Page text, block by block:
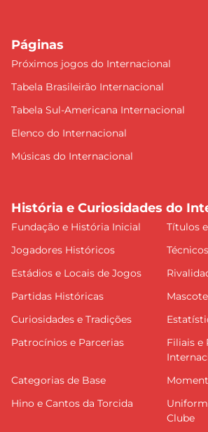
Páginas
Próximos jogos do Internacional
Tabela Brasileirão Internacional
Tabela Sul-Americana Internacional
Elenco do Internacional
Músicas do Internacional
História e Curiosidades do
Fundação e História Inicial
Títulos
Jogadores Históricos
Estádios e Locais de Jogos
Partidas Históricas
Curiosidades e Tradições
Patrocínios e Parcerias
Filiais e
Categorias de Base
Hino e Cantos da Torcida
Clube